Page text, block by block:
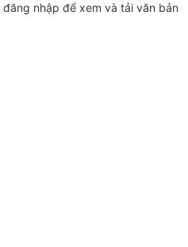
đăng nhập để xem và tải văn bản